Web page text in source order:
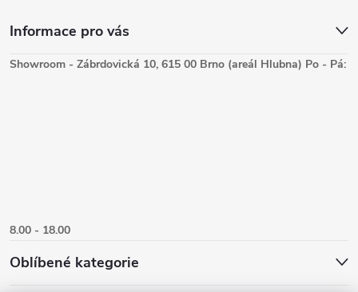
Informace pro vás
Showroom - Zábrdovická 10, 615 00 Brno (areál Hlubna) Po - Pá:
8.00 - 18.00
Oblíbené kategorie